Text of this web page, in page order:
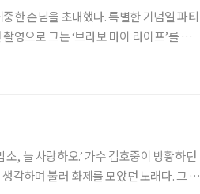
한 손님을 초대했다. 특별한 기념일 파티
영으로 그는 ‘브라보 마이 라이프’를 통
, 늘 사랑하오.’ 가수 김호중이 방황하던
각하며 불러 화제를 모았던 노래다. 그 사